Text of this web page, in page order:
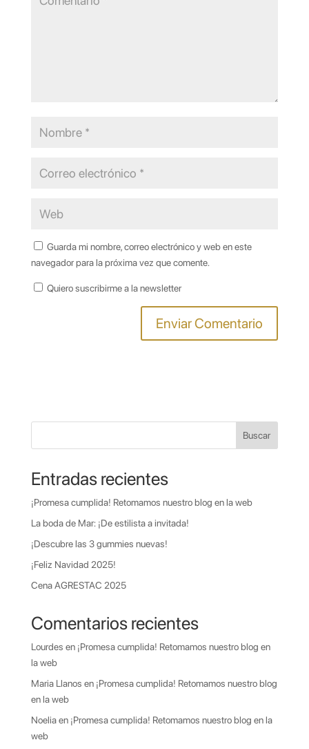
Guarda mi nombre, correo electrónico y web en este
navegador para la próxima vez que comente.
Quiero suscribirme a la newsletter
Buscar
Entradas recientes
¡Promesa cumplida! Retomamos nuestro blog en la web
La boda de Mar: ¡De estilista a invitada!
¡Descubre las 3 gummies nuevas!
¡Feliz Navidad 2025!
Cena AGRESTAC 2025
Comentarios recientes
Lourdes en ¡Promesa cumplida! Retomamos nuestro blog en
la web
Maria Llanos en ¡Promesa cumplida! Retomamos nuestro blog
en la web
Noeliaen ¡Promesa cumplida! Retomamos nuestro blog en la
web